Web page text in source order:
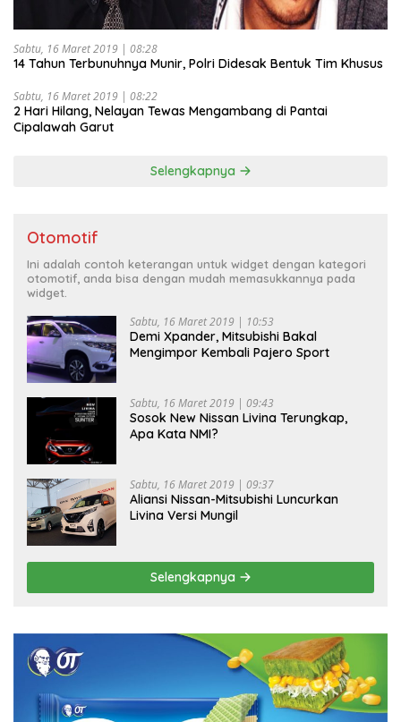
Sabtu, 16 Maret 2019 | 08:28
14 Tahun Terbunuhnya Munir, Polri Didesak Bentuk Tim Khusus
Sabtu, 16 Maret 2019 | 08:22
2 Hari Hilang, Nelayan Tewas Mengambang di Pantai
Cipalawah Garut
Selengkapnya
Otomotif
Ini adalah contoh keterangan untuk widget dengan kategori
otomotif, anda bisa dengan mudah memasukkannya pada
widget.
Sabtu, 16 Maret 2019 | 10:53
Demi Xpander, Mitsubishi Bakal
Mengimpor Kembali Pajero Sport
Sabtu, 16 Maret 2019 | 09:43
Sosok New Nissan Livina Terungkap,
Apa Kata NMI?
Sabtu, 16 Maret 2019 | 09:37
Aliansi Nissan-Mitsubishi Luncurkan
Livina Versi Mungil
Selengkapnya